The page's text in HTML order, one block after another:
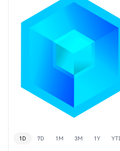
1D 7D 1M 3M 1Y